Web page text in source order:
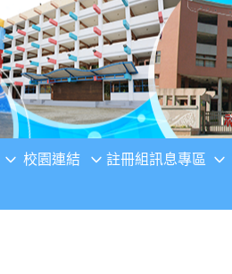
校園連結 註冊組訊息專區